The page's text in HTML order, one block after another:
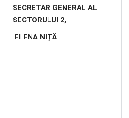
SECRETAR GENERAL AL
SECTORULUI 2,
ELENA NIȚĂ